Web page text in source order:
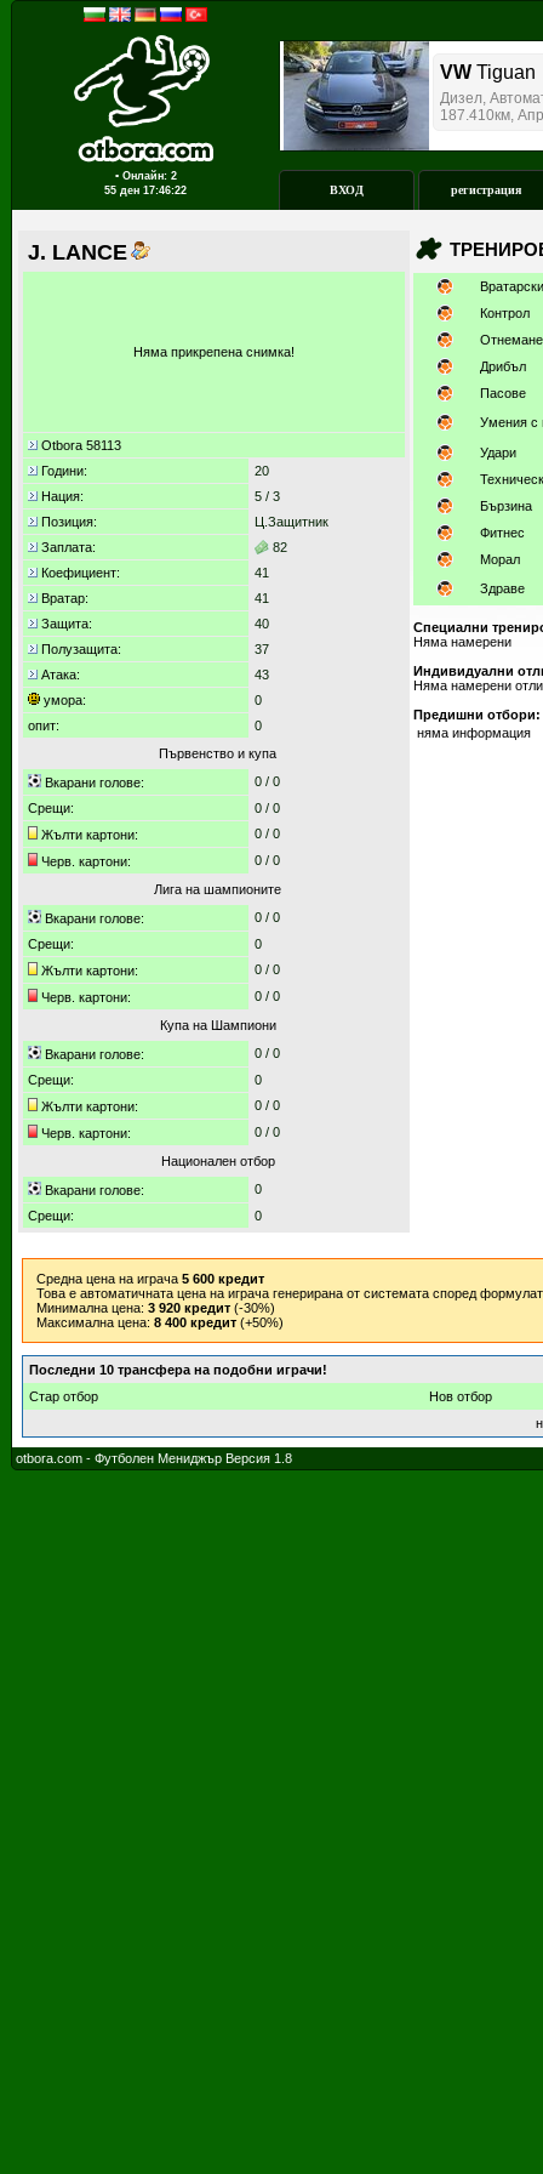
▪ Онлайн: 2
55 ден 17:46:22 ВХОД регистрация
J. LANCE
Няма прикрепена снимка!
Otbora 58113
Години:
20
Нация:
5 / 3
Позиция:
Ц.Защитник
Заплата:
82
Коефициент:
41
Вратар:
41
Защита:
40
Полузащита:
37
Атака:
43
умора:
0
опит:
0
Първенство и купа
Вкарани голове:
0 / 0
Срещи:
0 / 0
Жълти картони:
0 / 0
Черв. картони:
0 / 0
Лига на шампионите
Вкарани голове:
0 / 0
Срещи:
0
Жълти картони:
0 / 0
Черв. картони:
0 / 0
Купа на Шампиони
Вкарани голове:
0 / 0
Срещи:
0
Жълти картони:
0 / 0
Черв. картони:
0 / 0
Национален отбор
Вкарани голове:
0
Срещи:
0
Контрол
Дрибъл
Пасове
Умения с
Удари
Бързина
Фитнес
Морал
Здраве
Специални
Няма намерени
Индивидуални
Няма намерени
Предишни отбори:
няма информация
Средна цена на играча 5 600 кредит
Това е автоматичната цена на играча генерирана от системата според
Минимална цена: 3 920 кредит (-30%)
Максимална цена: 8 400 кредит (+50%)
Последни 10 трансфера на подобни играчи!
Стар отбор
Нов отбор
otbora.com - Футболен Мениджър Версия 1.8